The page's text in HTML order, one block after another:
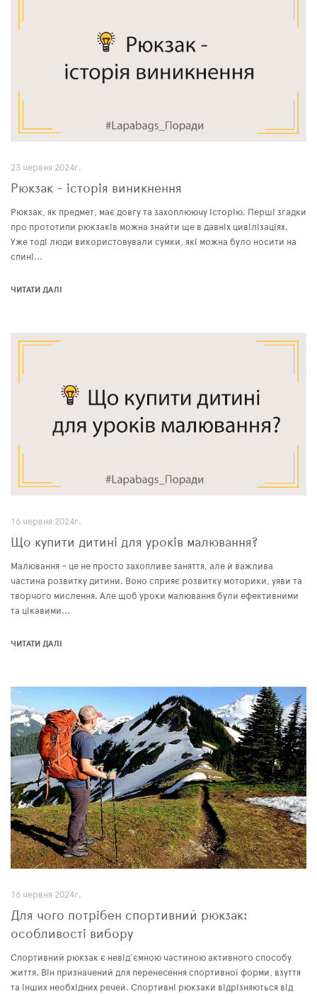
23 червня 2024г.
Рюкзак - історія виникнення
Рюкзак, як предмет, має довгу та захоплюючу історію. Перші згадки
про прототипи рюкзаків можна знайти ще в давніх цивілізаціях.
Уже тоді люди використовували сумки, які можна було носити на
спині...
ЧИТАТИ ДАЛІ
16 червня 2024г.
Що купити дитині для уроків малювання?
Малювання – це не просто захопливе заняття, але й важлива
частина розвитку дитини. Воно сприяє розвитку моторики, уяви та
творчого мислення. Але щоб уроки малювання були ефективними
та цікавими...
ЧИТАТИ ДАЛІ
16 червня 2024г.
Для чого потрібен спортивний рюкзак:
особливості вибору
Спортивний рюкзак є невід'ємною частиною активного способу
життя. Він призначений для перенесення спортивної форми, взуття
та інших необхідних речей. Спортивні рюкзаки відрізняються від